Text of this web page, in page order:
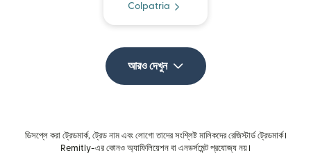
Colpatria
আরও দেখুন
ডিসপ্লে করা ট্রেডমার্ক, ট্রেড নাম এবং লোগো তাদের সংশ্লিষ্ট মালিকদের রেজিস্টার্ড ট্রেডমার্ক।
Remitly-এর কোনও অ্যাফিলিয়েশন বা এনডর্সমেন্ট প্রযোজ্য নয়।